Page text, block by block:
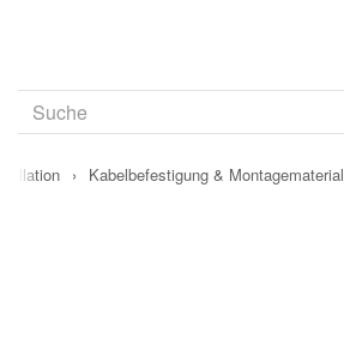
› Kabelbefestigung & Montagematerial